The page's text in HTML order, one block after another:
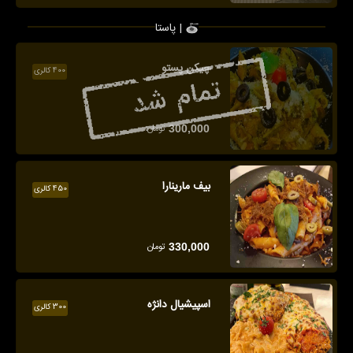
پاستا |
400 کالری چیکن پستو
300,000 تومان
450 کالری بیف مارینارا
330,000 تومان
300 کالری اسپیشیال دانژه